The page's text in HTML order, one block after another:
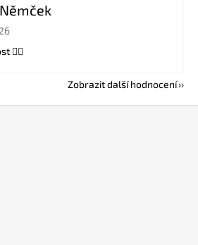
obchodu je 5 z 5 hvězdiček.
👍🏻
Zobrazit další hodnocení